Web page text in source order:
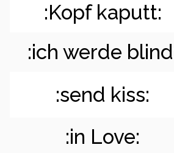
:Kopf kaputt:
:ich werde
:send kiss:
:in Love: